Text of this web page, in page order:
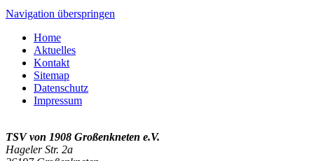
Navigation überspringen
Home
Aktuelles
Kontakt
Sitemap
Datenschutz
Impressum
TSV von 1908 Großenkneten e.V.
Hageler Str. 2a